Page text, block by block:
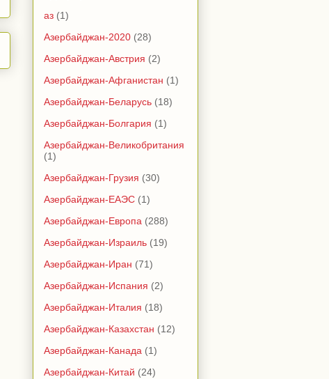
аз (1)
Азербайджан-2020 (28)
Азербайджан-Австрия (2)
Азербайджан-Афганистан (1)
Азербайджан-Беларусь (18)
Азербайджан-Болгария (1)
Азербайджан-Великобритания
(1)
Азербайджан-Грузия (30)
Азербайджан-ЕАЭС (1)
Азербайджан-Европа (288)
Азербайджан-Израиль (19)
Азербайджан-Иран (71)
Азербайджан-Испания (2)
Азербайджан-Италия (18)
Азербайджан-Казахстан (12)
Азербайджан-Канада (1)
Азербайджан-Китай (24)